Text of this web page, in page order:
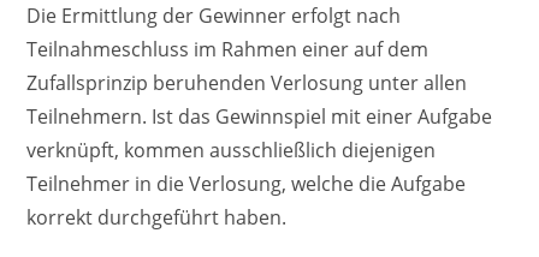
Die Ermittlung der Gewinner erfolgt nach
Teilnahmeschluss im Rahmen einer auf dem
Zufallsprinzip beruhenden Verlosung unter allen
Teilnehmern. Ist das Gewinnspiel mit einer Aufgabe
verknüpft, kommen ausschließlich diejenigen
Teilnehmer in die Verlosung, welche die Aufgabe
korrekt durchgeführt haben.